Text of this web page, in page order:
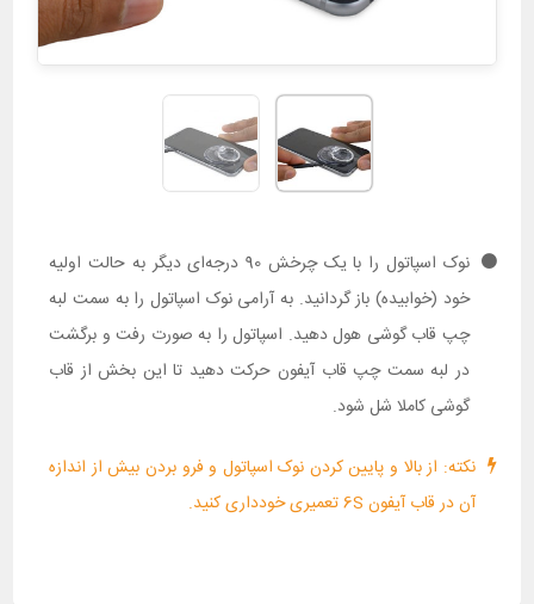
نوک اسپاتول را با یک چرخش 90 درجه‌ای دیگر به حالت اولیه
خود (خوابیده) باز گردانید. به آرامی نوک اسپاتول را به سمت لبه
چپ قاب گوشی هول دهید. اسپاتول را به صورت رفت و برگشت
در لبه سمت چپ قاب آیفون حرکت دهید تا این بخش از قاب
گوشی کاملا شل شود.
نکته: از بالا و پایین کردن نوک اسپاتول و فرو بردن بیش از اندازه
آن در قاب آیفون 6S تعمیری خودداری کنید.